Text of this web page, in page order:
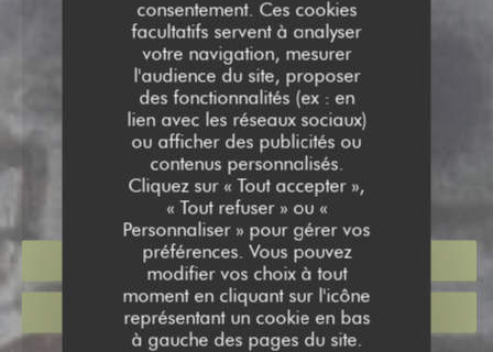
consentement. Ces cookies
facultatifs servent à analyser
votre navigation, mesurer
l'audience du site, proposer
des fonctionnalités (ex : en
lien avec les réseaux sociaux)
ou afficher des publicités ou
contenus personnalisés.
Cliquez sur « Tout accepter »,
« Tout refuser » ou «
Personnaliser » pour gérer vos
préférences. Vous pouvez
modifier vos choix à tout
moment en cliquant sur l'icône
représentant un cookie en bas
à gauche des pages du site.
RESTAURANT CHEZ
NATHALIE
RESTAURANT CHEZ
A EMPORTER|PARIS
RÉSERVER
VENTE À EMPORTER